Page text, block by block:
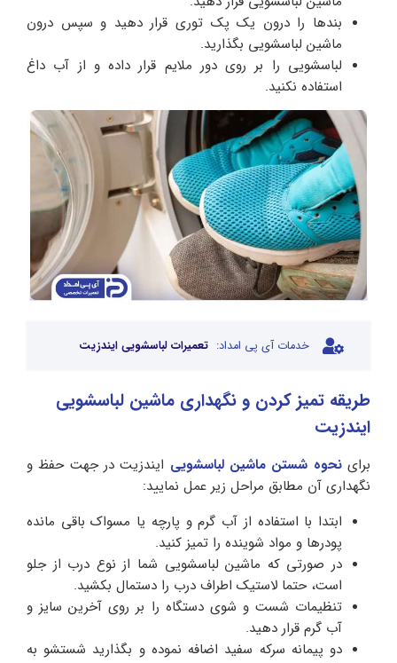
بند‌ها را درون یک پک توری قرار دهید و سپس درون
ماشین لباسشویی بگذارید.
لباسشویی را بر روی دور ملایم قرار داده و از آب داغ
استفاده نکنید.
خدمات آی پی امداد: تعمیرات لباسشویی ایندزیت
طریقه تمیز کردن و نگهداری ماشین لباسشویی
ایندزیت
براینحوه شستن ماشین لباسشویی ایندزیت در جهت حفظ و
نگهداری آن مطابق مراحل زیر عمل نمایید:
ابتدا با استفاده از آب گرم و پارچه یا مسواک باقی مانده
پودرها و مواد شوینده را تمیز کنید.
در صورتی که ماشین لباسشویی شما از نوع درب از جلو
است، حتما لاستیک اطراف درب را دستمال بکشید.
تنظیمات شست و شوی دستگاه را بر روی آخرین سایز و
آب گرم قرار دهید.
دو پیمانه سرکه سفید اضافه نموده و بگذارید شستشو به